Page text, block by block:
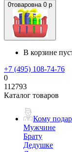
0товаровна 0 р
В корзине
+7 (495) 108-74-76
0
112793
Каталог товаров
Кому
Мужчине
Брату
Дедушке